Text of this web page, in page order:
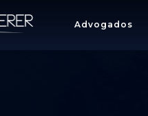
Advogados